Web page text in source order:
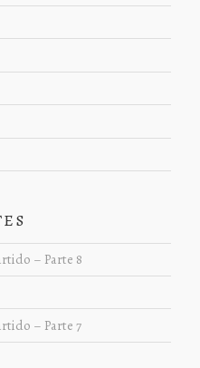
– Parte 8
– Parte 7